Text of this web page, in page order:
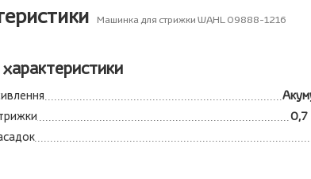
Машинка для стрижки WAHL 09888-1216
0,7